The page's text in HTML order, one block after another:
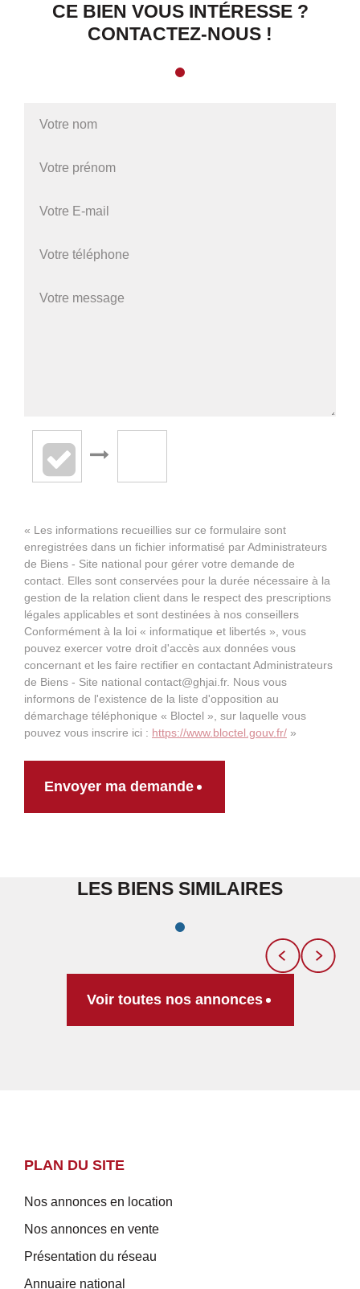
CE BIEN VOUS INTÉRESSE ?
CONTACTEZ-NOUS !
« Les informations recueillies sur ce formulaire sont
enregistrées dans un fichier informatisé par Administrateurs
de Biens - Site national pour gérer votre demande de
contact. Elles sont conservées pour la durée nécessaire à la
gestion de la relation client dans le respect des prescriptions
légales applicables et sont destinées à nos conseillers
Conformément à la loi « informatique et libertés », vous
pouvez exercer votre droit d'accès aux données vous
concernant et les faire rectifier en contactant Administrateurs
de Biens - Site national contact@ghjai.fr. Nous vous
informons de l'existence de la liste d'opposition au
démarchage téléphonique « Bloctel », sur laquelle vous
pouvez vous inscrire ici : https://www.bloctel.gouv.fr/ »
Envoyer ma demande
LES BIENS SIMILAIRES
Voir toutes nos annonces
PLAN DU SITE
Nos annonces en location
Nos annonces en vente
Présentation du réseau
Annuaire national